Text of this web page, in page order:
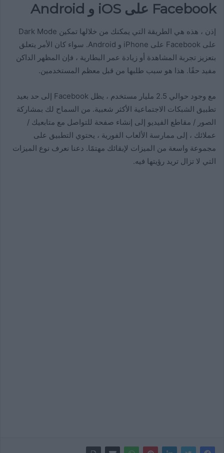
Facebook على iOS و Android
إذن ، هذه هي الطريقة التي يمكنك من خلالها تمكين Dark Mode
على Facebook على iPhone و Android. سواء كان الأمر يتعلق
بتعزيز تجربة المشاهدة أو زيادة عمر البطارية ، فإن المظهر الداكن
مفيد حقًا. هذا هو سبب طلبها من قبل معظم المستخدمين.
مع وجود حوالي 2.5 مليار مستخدم ، يظل Facebook إلى حد بعيد
تطبيق الشبكات الاجتماعية الأكثر شعبية. من السماح لك بمشاركة
الصور / مقاطع الفيديو إلى إنشاء صفحة للتواصل مع متابعيك /
عملائك ، إلى ممارسة الألعاب الفورية ، يحتوي التطبيق على
مجموعة واسعة من الميزات لإبقائك مهتمًا. دعنا نعرف نوع الميزات
التي لا تزال تريد رؤيتها فيه.